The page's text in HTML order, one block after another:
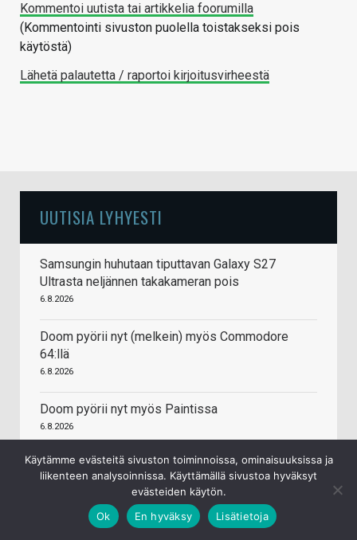
Kommentoi uutista tai artikkelia foorumilla
(Kommentointi sivuston puolella toistakseksi pois
käytöstä)
Lähetä palautetta / raportoi kirjoitusvirheestä
UUTISIA LYHYESTI
Samsungin huhutaan tiputtavan Galaxy S27
Ultrasta neljännen takakameran pois
6.8.2026
Doom pyörii nyt (melkein) myös Commodore
64:llä
6.8.2026
Doom pyörii nyt myös Paintissa
6.8.2026
Keychron kehittää avoimen lähdekoodin
firmwarea pelihiiriin
Käytämme evästeitä sivuston toiminnoissa, ominaisuuksissa ja
liikenteen analysoinnissa. Käyttämällä sivustoa hyväksyt
evästeiden käytön.
Ok
En hyväksy Lisätietoja